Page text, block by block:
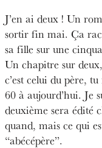
J’en ai deux ! Un
sortir fin mai. Ça
sa fille sur une
Un chapitre sur
c’est celui du père,
60 à aujourd’hui. Je
deuxième sera édité
quand, mais ce qui
“abécépère”.